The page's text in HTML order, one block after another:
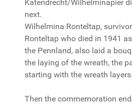
Katendrecht/Wilhelminapier
next.
Wilhelmina Ronteltap,
Ronteltap who died in 1941
the Pennland, also laid a
the laying of the wreath, the
starting with the wreath layers.
Then the commemoration